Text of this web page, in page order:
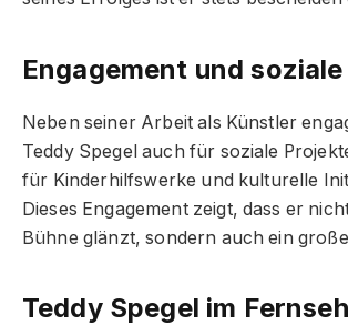
Engagement und
Neben seiner Arbeit als Künstler
Teddy Spegel auch für soziale
für Kinderhilfswerke und kulturelle
Dieses Engagement zeigt, dass er
Bühne glänzt, sondern auch ein
Teddy Spegel im